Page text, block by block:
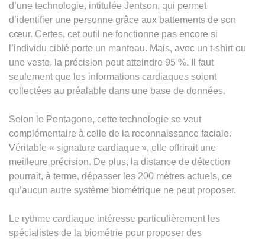
d’une technologie, intitulée Jentson, qui permet
d’identifier une personne grâce aux battements de son
cœur. Certes, cet outil ne fonctionne pas encore si
l’individu ciblé porte un manteau. Mais, avec un t-shirt ou
une veste, la précision peut atteindre 95 %. Il faut
seulement que les informations cardiaques soient
collectées au préalable dans une base de données.
Selon le Pentagone, cette technologie se veut
complémentaire à celle de la reconnaissance faciale.
Véritable « signature cardiaque », elle offrirait une
meilleure précision. De plus, la distance de détection
pourrait, à terme, dépasser les 200 mètres actuels, ce
qu’aucun autre système biométrique ne peut proposer.
Le rythme cardiaque intéresse particulièrement les
spécialistes de la biométrie pour proposer des